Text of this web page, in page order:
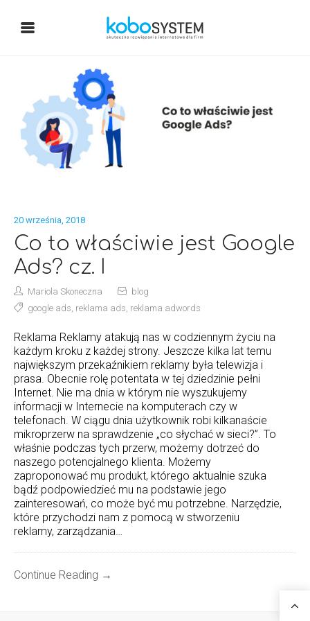
20 września, 2018
Co to właściwie jest Google
Ads? cz. I
Mariola Skoneczna
blog
google ads, reklama ads, reklama adwords
Reklama Reklamy atakują nas w codziennym życiu na
każdym kroku z każdej strony. Jeszcze kilka lat temu
największym przekaźnikiem reklamy była telewizja i
prasa. Obecnie rolę potentata w tej dziedzinie pełni
Internet. Nie ma dnia w którym nie wyszukujemy
informacji w Internecie na komputerach czy w
telefonach. W ciągu dnia użytkownik robi kilkanaście
mikroprzerw na sprawdzenie „co słychać w sieci?”. To
właśnie podczas tych przerw, możemy dotrzeć do
naszego potencjalnego klienta. Możemy
zaproponować mu produkt, którego aktualnie szuka
bądź podpowiedzieć mu na podstawie jego
zainteresowań, co może być mu potrzebne. Narzędzie,
które przychodzi nam z pomocą w stworzeniu
reklamy, zarządzania…
Continue Reading →